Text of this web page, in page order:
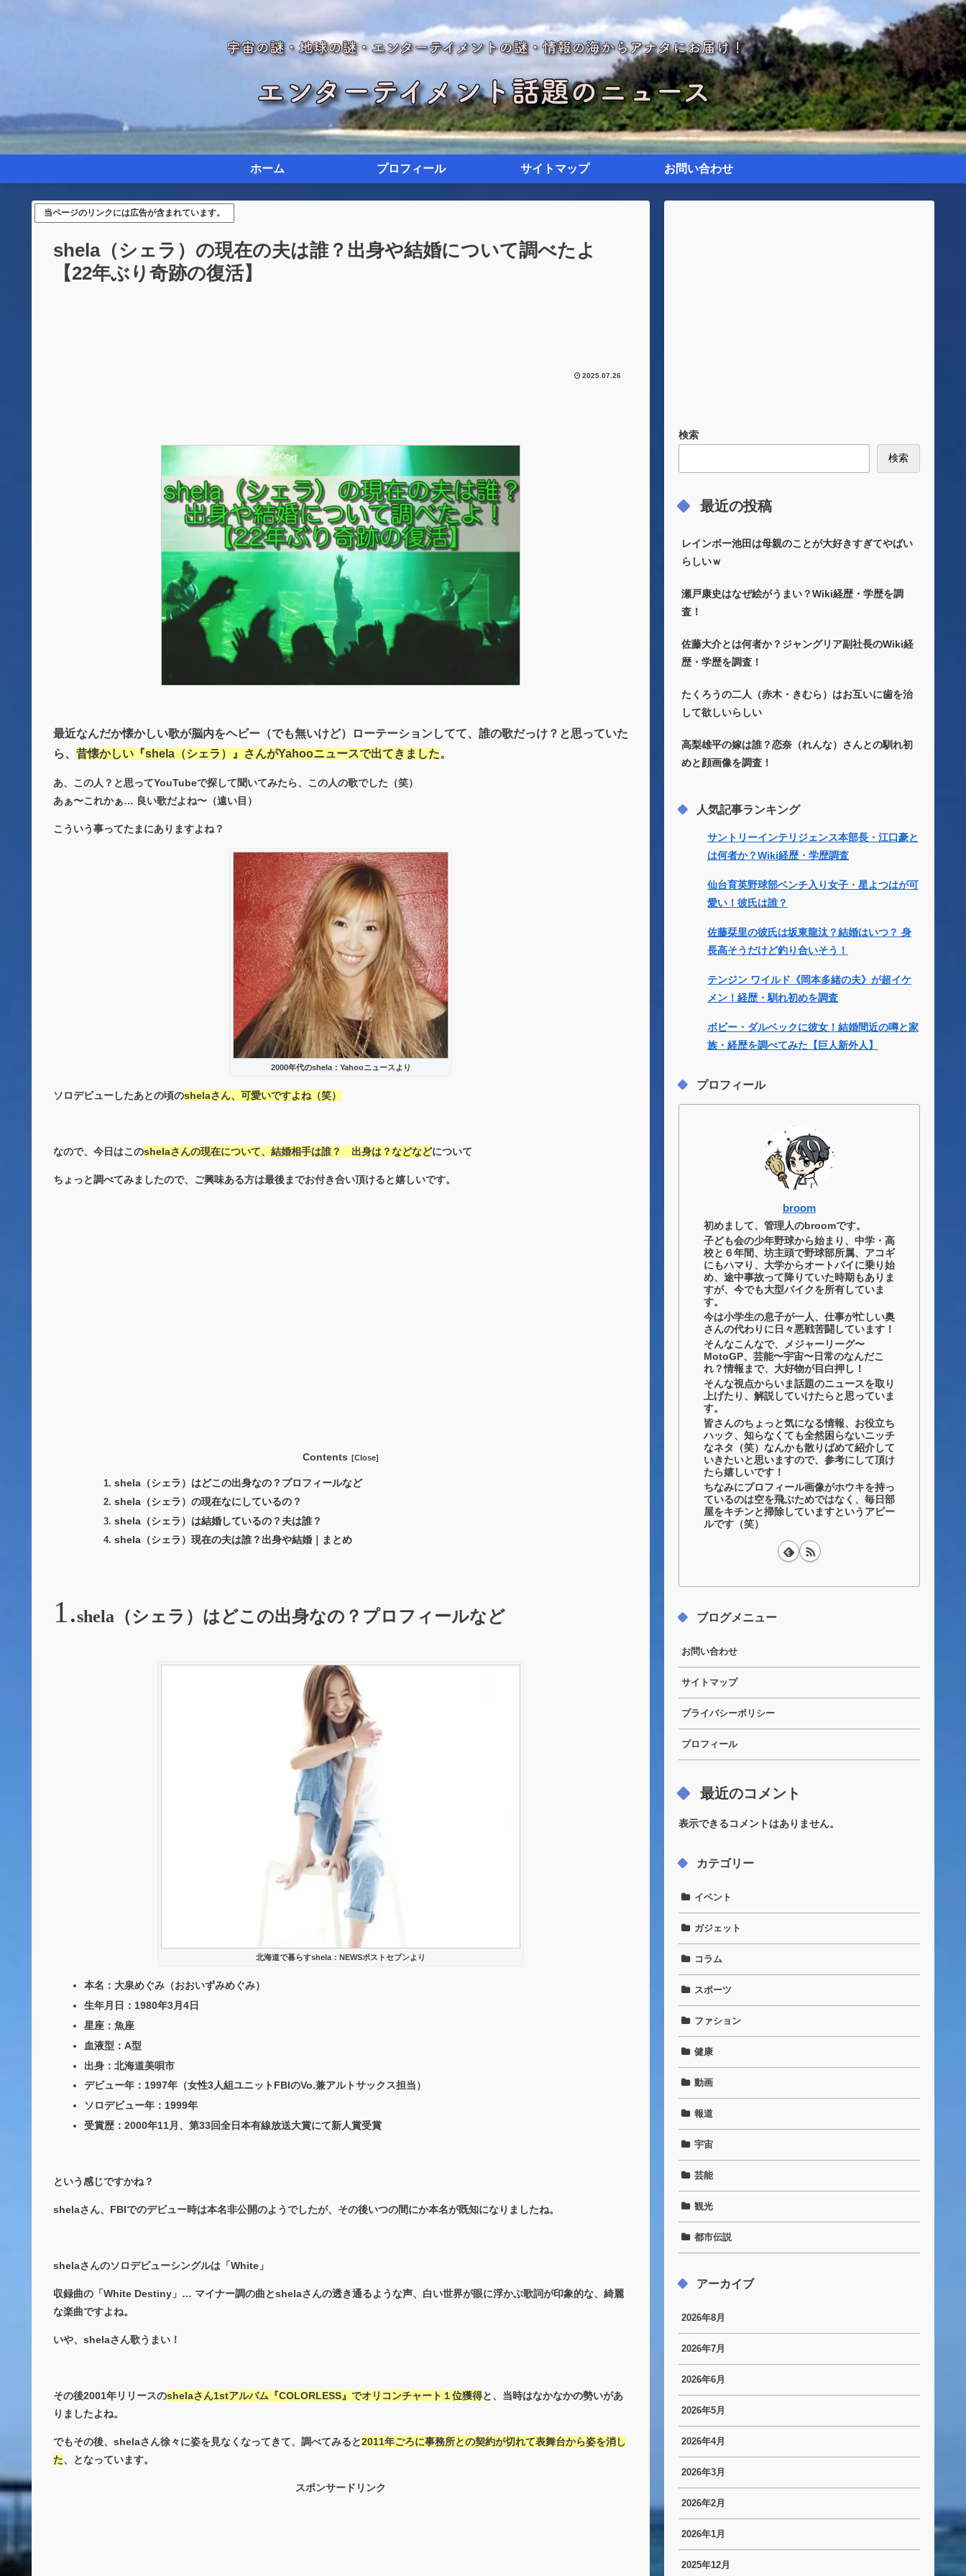
ホーム プロフィール サイトマップ お問い合わせ
当ページのリンクには広告が含まれています。
shela（シェラ）の現在の夫は誰？出身や結婚について調べたよ
【22年ぶり奇跡の復活】
2025.07.26
最近なんだか懐かしい歌が脳内をヘビー（でも無いけど）ローテーションしてて、誰の歌だっけ？と思っていた
ら、 昔懐かしい『shela（シェラ）』さんがYahooニュースで出てきました。
あ、この人？と思ってYouTubeで探して聞いてみたら、この人の歌でした（笑）
あぁ〜これかぁ… 良い歌だよね〜（遠い目）
こういう事ってたまにありますよね？
2000年代のshela：Yahooニュースより
ソロデビューしたあとの頃のshelaさん、可愛いですよね（笑）
なので、今日はこのshelaさんの現在について、結婚相手は誰？ 出身は？などなどについて
ちょっと調べてみましたので、ご興味ある方は最後までお付き合い頂けると嬉しいです。
Contents
shela（シェラ）はどこの出身なの？プロフィールなど
shela（シェラ）の現在なにしているの？
shela（シェラ）は結婚しているの？夫は誰？
shela（シェラ）現在の夫は誰？出身や結婚｜まとめ
shela（シェラ）はどこの出身なの？プロフィールなど
北海道で暮らすshela：NEWSポストセブンより
本名：大泉めぐみ（おおいずみめぐみ）
生年月日：1980年3月4日
星座：魚座
血液型：A型
出身：北海道美唄市
デビュー年：1997年（女性3人組ユニットFBIのVo.兼アルトサックス担当）
ソロデビュー年：1999年
受賞歴：2000年11月、第33回全日本有線放送大賞にて新人賞受賞
という感じですかね？
shelaさん、FBIでのデビュー時は本名非公開のようでしたが、その後いつの間にか本名が既知になりましたね。
shelaさんのソロデビューシングルは「White」
収録曲の「White Destiny」… マイナー調の曲とshelaさんの透き通るような声、白い世界が眼に浮かぶ歌詞が印象的な、綺麗
な楽曲ですよね。
いや、shelaさん歌うまい！
その後2001年リリースのshelaさん1stアルバム『COLORLESS』でオリコンチャート１位獲得と、当時はなかなかの勢いがあ
りましたよね。
でもその後、shelaさん徐々に姿を見なくなってきて、調べてみると2011年ごろに事務所との契約が切れて表舞台から姿を消し
た、となっています。
スポンサードリンク
検索
検索
最近の投稿
レインボー池田は母親のことが大好きすぎてやばい
らしいｗ
瀬戸康史はなぜ絵がうまい？Wiki経歴・学歴を調
査！
佐藤大介とは何者か？ジャングリア副社長のWiki経
歴・学歴を調査！
たくろうの二人（赤木・きむら）はお互いに歯を治
して欲しいらしい
高梨雄平の嫁は誰？恋奈（れんな）さんとの馴れ初
めと顔画像を調査！
人気記事ランキング
サントリーインテリジェンス本部長・江口豪と
は何者か？Wiki経歴・学歴調査
仙台育英野球部ベンチ入り女子・星よつはが可
愛い！彼氏は誰？
佐藤栞里の彼氏は坂東龍汰？結婚はいつ？ 身
長高そうだけど釣り合いそう！
テンジン ワイルド《岡本多緒の夫》が超イケ
メン！経歴・馴れ初めを調査
ボビー・ダルベックに彼女！結婚間近の噂と家
族・経歴を調べてみた【巨人新外人】
プロフィール
broom
初めまして、管理人のbroomです。
子ども会の少年野球から始まり、中学・高
校と６年間、坊主頭で野球部所属、アコギ
にもハマり、大学からオートバイに乗り始
め、途中事故って降りていた時期もありま
すが、今でも大型バイクを所有していま
す。
今は小学生の息子が一人、仕事が忙しい奥
さんの代わりに日々悪戦苦闘しています！
そんなこんなで、メジャーリーグ〜
MotoGP、芸能〜宇宙〜日常のなんだこ
れ？情報まで、大好物が目白押し！
そんな視点からいま話題のニュースを取り
上げたり、解説していけたらと思っていま
す。
皆さんのちょっと気になる情報、お役立ち
ハック、知らなくても全然困らないニッチ
なネタ（笑）なんかも散りばめて紹介して
いきたいと思いますので、参考にして頂け
たら嬉しいです！
ちなみにプロフィール画像がホウキを持っ
ているのは空を飛ぶためではなく、毎日部
屋をキチンと掃除していますというアピー
ルです（笑）
ブログメニュー
お問い合わせ
サイトマップ
プライバシーポリシー
プロフィール
最近のコメント
表示できるコメントはありません。
カテゴリー
イベント
ガジェット
コラム
スポーツ
ファション
健康
動画
報道
宇宙
芸能
観光
都市伝説
アーカイブ
2026年8月
2026年7月
2026年6月
2026年5月
2026年4月
2026年3月
2026年2月
2026年1月
2025年12月